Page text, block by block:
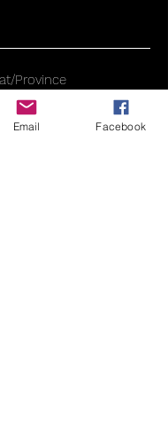
Email Facebook